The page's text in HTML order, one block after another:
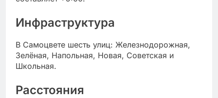
Инфраструктура
В Самоцвете шесть улиц: Железнодорожная,
Зелёная, Напольная, Новая, Советская и
Школьная.
Расстояния